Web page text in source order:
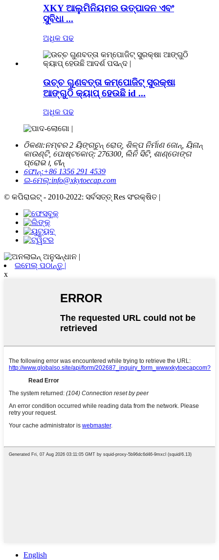
XKY ଆଲୁମିନିୟମର ଉତ୍ପାଦନ ଏବଂ
ସୁବିଧା ...
ଅଧିକ ପଢ
ଉଚ୍ଚ ଗୁଣବତ୍ତା କମ୍ପୋଜିଟ୍ ସୁରକ୍ଷା
ଆଙ୍ଗୁଠି କ୍ୟାପ୍ ହେଉଛି id ...
ଅଧିକ ପଢ
ଠିକଣା:ନମ୍ବର 2 ୟିଙ୍ଗଚୁନ୍ ରୋଡ୍, ଶିଳ୍ପ ନିର୍ମାଣ ଜୋନ୍, ୟିନାନ୍
କାଉଣ୍ଟି, ପୋଷ୍ଟକୋଡ୍: 276300, ଲିନି ସିଟି, ଶାଣ୍ଡୋଙ୍ଗ
ପ୍ରୋଭ।, ଚୀନ୍
ଫୋନ୍:+86 1356 291 4539
ଇ-ମେଲ୍:info@xkytoecap.com
© କପିରାଇଟ୍ - 2010-2022: ସର୍ବସତ୍ତ୍ Res ସଂରକ୍ଷିତ |
ଇମେଲ୍ ପଠାନ୍ତୁ |
x
English